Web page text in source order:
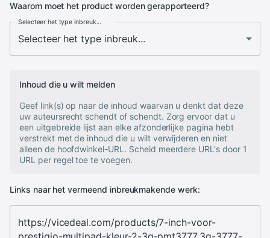
Waarom moet het product worden gerapporteerd?
Selecteer het type inbreuk...
Inhoud die u wilt melden
Geef link(s) op naar de inhoud waarvan u denkt dat deze
uw auteursrecht schendt of schendt. Zorg ervoor dat u
een uitgebreide lijst aan elke afzonderlijke pagina hebt
verstrekt met de inhoud die u wilt verwijderen en niet
alleen de hoofdwinkel-URL. Scheid meerdere URL's door 1
URL per regel toe te voegen.
Links naar het vermeend inbreukmakende werk: